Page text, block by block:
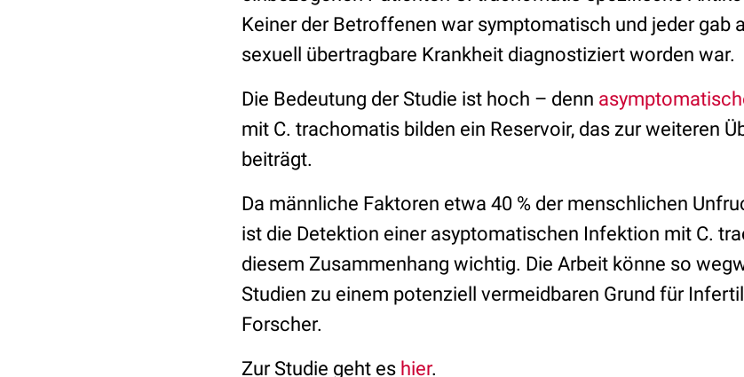
Keiner der Betroffenen war symptomatisch und jeder gab
sexuell übertragbare Krankheit diagnostiziert worden war.
Die Bedeutung der Studie ist hoch – denn
mit C. trachomatis bilden ein Reservoir, das zur weiteren
beiträgt.
Da männliche Faktoren etwa 40 % der menschlichen
ist die Detektion einer asyptomatischen Infektion mit C.
diesem Zusammenhang wichtig. Die Arbeit könne so
Studien zu einem potenziell vermeidbaren Grund für
Forscher.
Zur Studie geht es hier.